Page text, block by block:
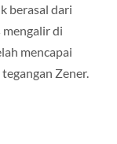
berasal dari
mengalir di
mencapai
Zener.